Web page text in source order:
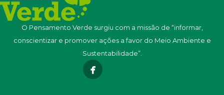
O Pensamento Verde surgiu com a missão de “informar,
conscientizar e promover ações a favor do Meio Ambiente e
Sustentabilidade”.